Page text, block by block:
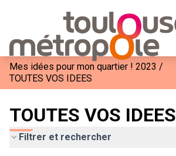
Mes idées pour mon quartier ! 2023 /
TOUTES VOS IDEES
TOUTES VOS IDEES
Filtrer et rechercher